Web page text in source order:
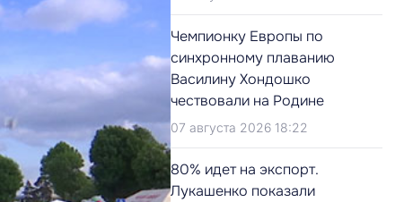
Чемпионку Европы по
синхронному плаванию
Василину Хондошко
чествовали на Родине
07 августа 2026 18:22
80% идет на экспорт.
Лукашенко показали